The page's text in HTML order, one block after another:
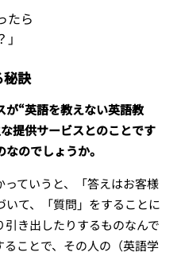
たら
秘訣
“英語を教えない英語教
提供サービスとのことです
のでしょうか。
っていうと、「答えはお客様
て、「質問」をすることに
き出したりするものなんで
ことで、その人の（英語学